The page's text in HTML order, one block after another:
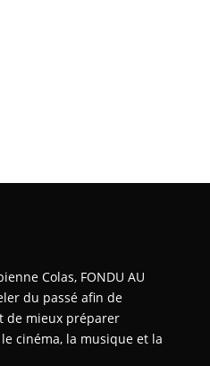
Colas, FONDU AU
du passé afin de
de mieux préparer
cinéma, la musique et la